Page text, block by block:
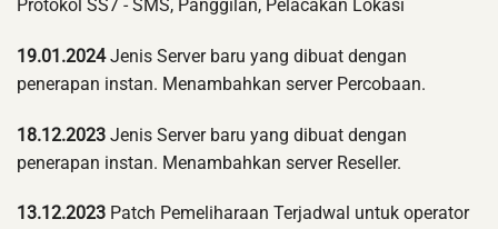
Protokol SS7 - SMS, Panggilan, Pelacakan Lokasi
19.01.2024Jenis Server baru yang dibuat dengan
penerapan instan. Menambahkan server Percobaan.
18.12.2023 Jenis Server baru yang dibuat dengan
penerapan instan. Menambahkan server Reseller.
13.12.2023 Patch Pemeliharaan Terjadwal untuk operator